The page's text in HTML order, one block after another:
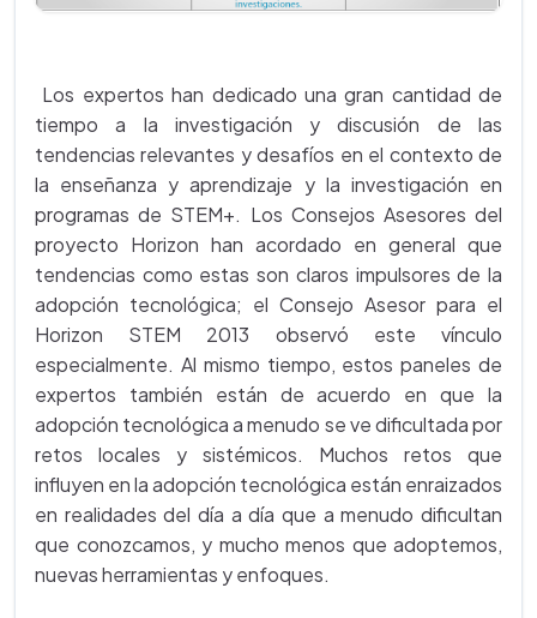
Los expertos han dedicado una gran cantidad de
tiempo a la investigación y discusión de las
tendencias relevantes y desafíos en el contexto de
la enseñanza y aprendizaje y la investigación en
programas de STEM+. Los Consejos Asesores del
proyecto Horizon han acordado en general que
tendencias como estas son claros impulsores de la
adopción tecnológica; el Consejo Asesor para el
Horizon STEM 2013 observó este vínculo
especialmente. Al mismo tiempo, estos paneles de
expertos también están de acuerdo en que la
adopción tecnológica a menudo se ve dificultada por
retos locales y sistémicos. Muchos retos que
influyen en la adopción tecnológica están enraizados
en realidades del día a día que a menudo dificultan
que conozcamos, y mucho menos que adoptemos,
nuevas herramientas y enfoques.